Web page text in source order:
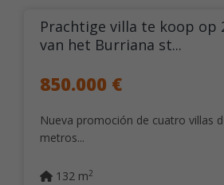
Prachtige villa te koop op
van het Burriana st...
850.000 €
Nueva promoción de cuatro villas
metros...
132 m2